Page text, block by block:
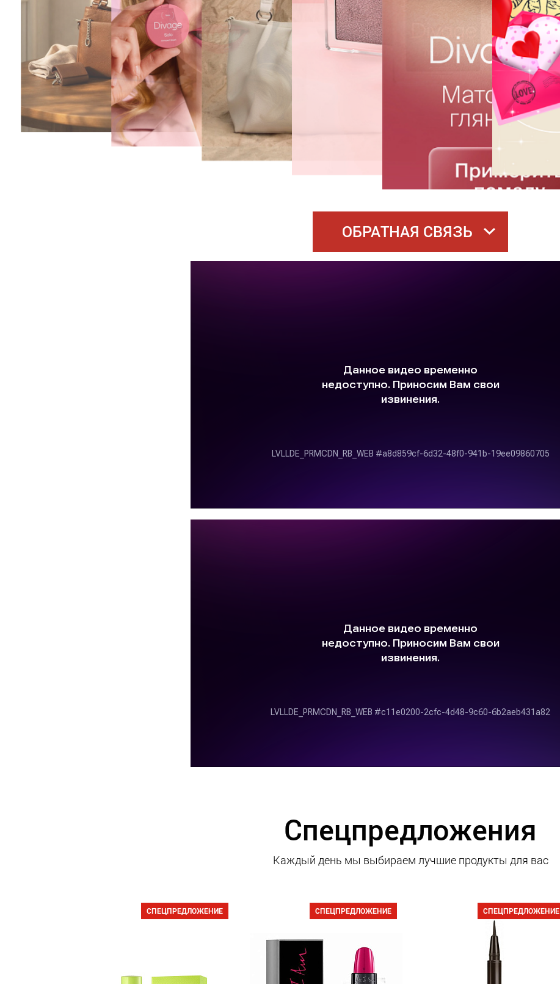
ОБРАТНАЯ СВЯЗЬ
Спецпредложения
Каждый день мы выбираем лучшие продукты для вас
СПЕЦПРЕДЛОЖЕНИЕ СПЕЦПРЕДЛОЖЕНИЕ СПЕЦПРЕДЛОЖЕНИЕ